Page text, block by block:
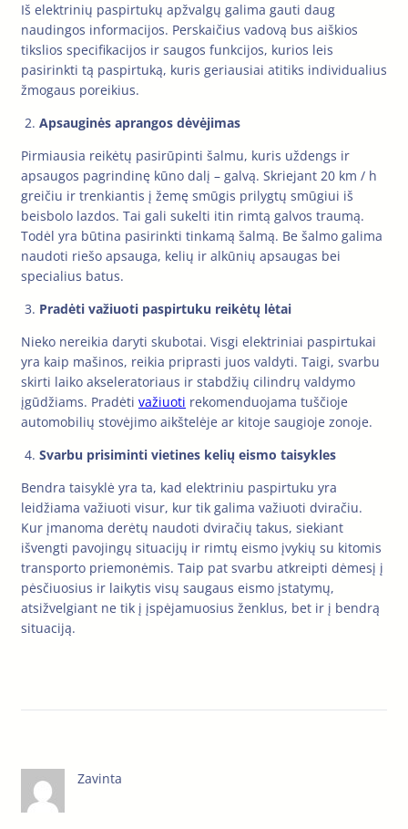
Iš elektrinių paspirtukų apžvalgų galima gauti daug
naudingos informacijos. Perskaičius vadovą bus aiškios
tikslios specifikacijos ir saugos funkcijos, kurios leis
pasirinkti tą paspirtuką, kuris geriausiai atitiks individualius
žmogaus poreikius.
Apsauginės aprangos dėvėjimas
Pirmiausia reikėtų pasirūpinti šalmu, kuris uždengs ir
apsaugos pagrindinę kūno dalį – galvą. Skriejant 20 km / h
greičiu ir trenkiantis į žemę smūgis prilygtų smūgiui iš
beisbolo lazdos. Tai gali sukelti itin rimtą galvos traumą.
Todėl yra būtina pasirinkti tinkamą šalmą. Be šalmo galima
naudoti riešo apsauga, kelių ir alkūnių apsaugas bei
specialius batus.
Pradėti važiuoti paspirtuku reikėtų lėtai
Nieko nereikia daryti skubotai. Visgi elektriniai paspirtukai
yra kaip mašinos, reikia priprasti juos valdyti. Taigi, svarbu
skirti laiko akseleratoriaus ir stabdžių cilindrų valdymo
įgūdžiams. Pradėti važiuoti rekomenduojama tuščioje
automobilių stovėjimo aikštelėje ar kitoje saugioje zonoje.
Svarbu prisiminti vietines kelių eismo taisykles
Bendra taisyklė yra ta, kad elektriniu paspirtuku yra
leidžiama važiuoti visur, kur tik galima važiuoti dviračiu.
Kur įmanoma derėtų naudoti dviračių takus, siekiant
išvengti pavojingų situacijų ir rimtų eismo įvykių su kitomis
transporto priemonėmis. Taip pat svarbu atkreipti dėmesį į
pėsčiuosius ir laikytis visų saugaus eismo įstatymų,
atsižvelgiant ne tik į įspėjamuosius ženklus, bet ir į bendrą
situaciją.
Zavinta